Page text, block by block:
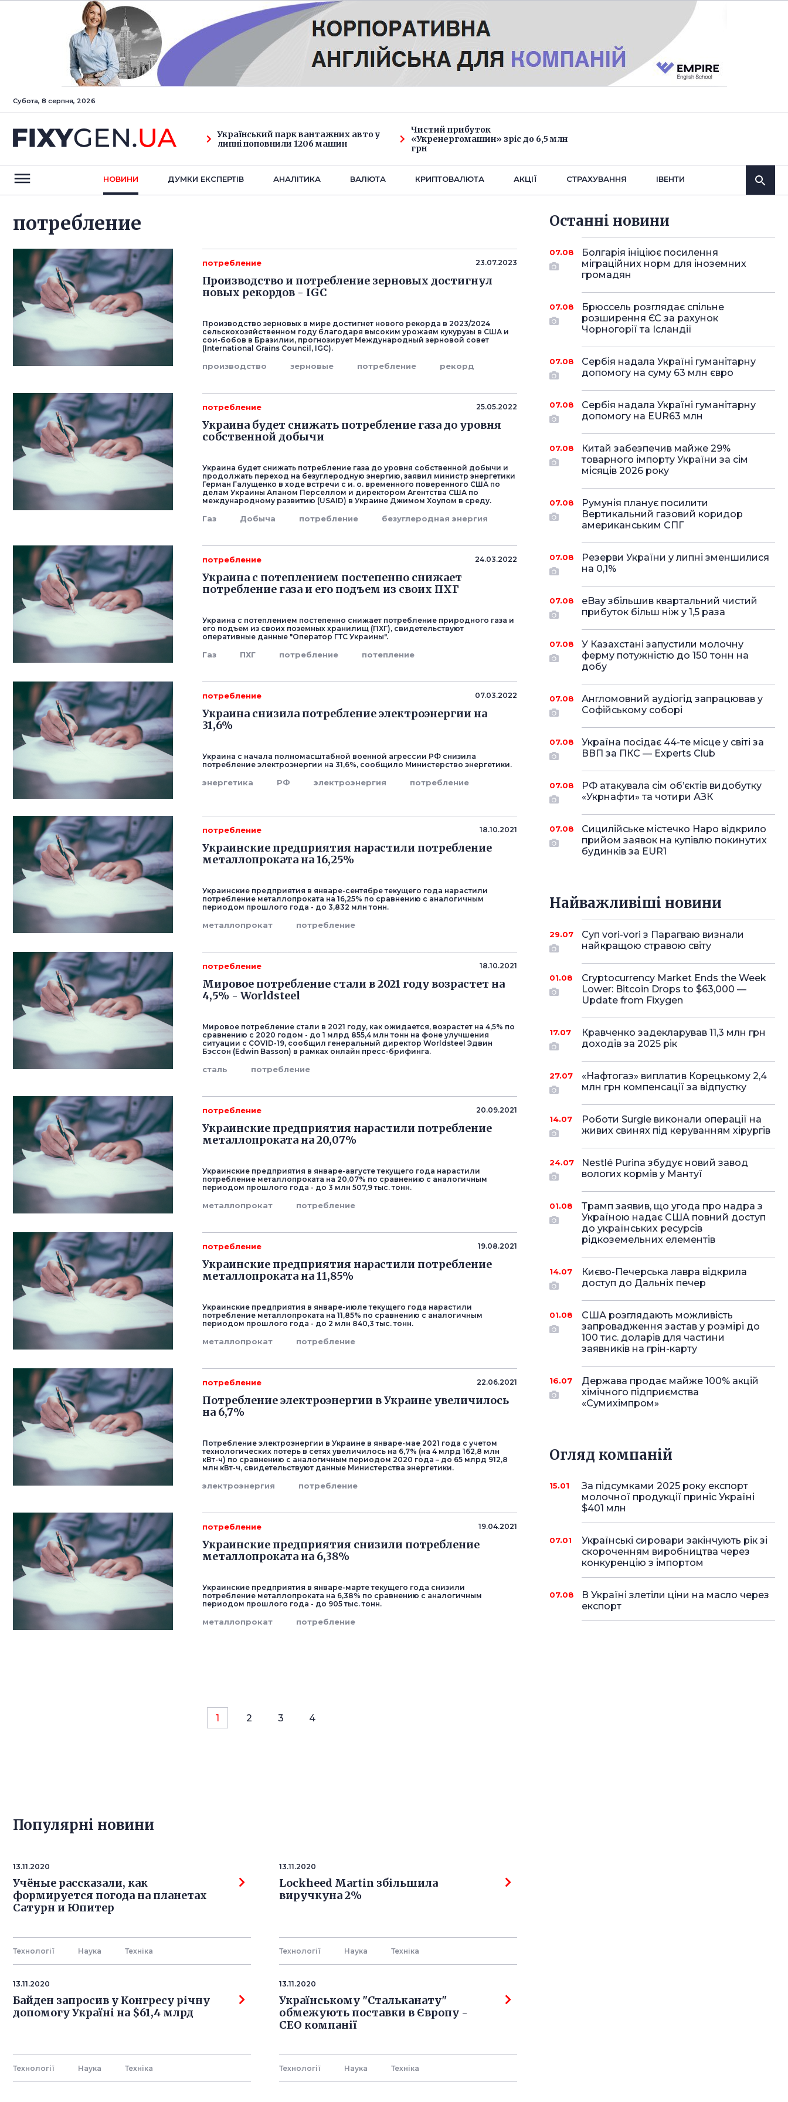
Субота, 8 серпня, 2026
Український парк вантажних авто у
липні поповнили 1206 машин
Чистий прибуток
«Укренергомашин» зріс до 6,5 млн
грн
НОВИНИ ДУМКИ ЕКСПЕРТIВ АНАЛIТИКА ВАЛЮТА КРИПТОВАЛЮТА АКЦІЇ СТРАХУВАННЯ IВЕНТИ
потребление
потребление 23.07.2023
Производство и потребление зерновых достигнул
новых рекордов - IGC
Производство зерновых в мире достигнет нового рекорда в 2023/2024
сельскохозяйственном году благодаря высоким урожаям кукурузы в США и
сои-бобов в Бразилии, прогнозирует Международный зерновой совет
(International Grains Council, IGC).
производство зерновые потребление рекорд
потребление 25.05.2022
Украина будет снижать потребление газа до уровня
собственной добычи
Украина будет снижать потребление газа до уровня собственной добычи и
продолжать переход на безуглеродную энергию, заявил министр энергетики
Герман Галущенко в ходе встречи с и. о. временного поверенного США по
делам Украины Аланом Перселлом и директором Агентства США по
международному развитию (USAID) в Украине Джимом Хоупом в среду.
Газ Добыча потребление безуглеродная энергия
потребление 24.03.2022
Украина с потеплением постепенно снижает
потребление газа и его подъем из своих ПХГ
Украина с потеплением постепенно снижает потребление природного газа и
его подъем из своих поземных хранилищ (ПХГ), свидетельствуют
оперативные данные "Оператор ГТС Украины".
Газ ПХГ потребление потепление
потребление 07.03.2022
Украина снизила потребление электроэнергии на
31,6%
Украина с начала полномасштабной военной агрессии РФ снизила
потребление электроэнергии на 31,6%, сообщило Министерство энергетики.
энергетика РФ электроэнергия потребление
потребление 18.10.2021
Украинские предприятия нарастили потребление
металлопроката на 16,25%
Украинские предприятия в январе-сентябре текущего года нарастили
потребление металлопроката на 16,25% по сравнению с аналогичным
периодом прошлого года - до 3,832 млн тонн.
металлопрокат потребление
потребление 18.10.2021
Мировое потребление стали в 2021 году возрастет на
4,5% - Worldsteel
Мировое потребление стали в 2021 году, как ожидается, возрастет на 4,5% по
сравнению с 2020 годом - до 1 млрд 855,4 млн тонн на фоне улучшения
ситуации с COVID-19, сообщил генеральный директор Worldsteel Эдвин
Бэссон (Edwin Basson) в рамках онлайн пресс-брифинга.
сталь потребление
потребление 20.09.2021
Украинские предприятия нарастили потребление
металлопроката на 20,07%
Украинские предприятия в январе-августе текущего года нарастили
потребление металлопроката на 20,07% по сравнению с аналогичным
периодом прошлого года - до 3 млн 507,9 тыс. тонн.
металлопрокат потребление
потребление 19.08.2021
Украинские предприятия нарастили потребление
металлопроката на 11,85%
Украинские предприятия в январе-июле текущего года нарастили
потребление металлопроката на 11,85% по сравнению с аналогичным
периодом прошлого года - до 2 млн 840,3 тыс. тонн.
металлопрокат потребление
потребление 22.06.2021
Потребление электроэнергии в Украине увеличилось
на 6,7%
Потребление электроэнергии в Украине в январе-мае 2021 года с учетом
технологических потерь в сетях увеличилось на 6,7% (на 4 млрд 162,8 млн
кВт-ч) по сравнению с аналогичным периодом 2020 года – до 65 млрд 912,8
млн кВт-ч, свидетельствуют данные Министерства энергетики.
электроэнергия потребление
потребление 19.04.2021
Украинские предприятия снизили потребление
металлопроката на 6,38%
Украинские предприятия в январе-марте текущего года снизили
потребление металлопроката на 6,38% по сравнению с аналогичным
периодом прошлого года - до 905 тыс. тонн.
металлопрокат потребление
1 2 3 4
Популярнi новини
13.11.2020
Учёные рассказали, как
формируется погода на планетах
Сатурн и Юпитер
Технології Наука Технiка
13.11.2020
Lockheed Martin збільшила
виручкуна 2%
Технології Наука Технiка
13.11.2020
Байден запросив у Конгресу річну
допомогу Україні на $61,4 млрд
Технології Наука Технiка
13.11.2020
Українському "Стальканату"
обмежують поставки в Європу -
СЕО компанії
Технології Наука Технiка
Останнi новини
07.08
Болгарія ініціює посилення
міграційних норм для іноземних
громадян
07.08
Брюссель розглядає спільне
розширення ЄС за рахунок
Чорногорії та Ісландії
07.08
Сербія надала Україні гуманітарну
допомогу на суму 63 млн євро
07.08
Сербія надала Україні гуманітарну
допомогу на EUR63 млн
07.08
Китай забезпечив майже 29%
товарного імпорту України за сім
місяців 2026 року
07.08
Румунія планує посилити
Вертикальний газовий коридор
американським СПГ
07.08
Резерви України у липні зменшилися
на 0,1%
07.08
eBay збільшив квартальний чистий
прибуток більш ніж у 1,5 раза
07.08
У Казахстані запустили молочну
ферму потужністю до 150 тонн на
добу
07.08
Англомовний аудіогід запрацював у
Софійському соборі
07.08
Україна посідає 44-те місце у світі за
ВВП за ПКС — Experts Club
07.08
РФ атакувала сім об’єктів видобутку
«Укрнафти» та чотири АЗК
07.08
Сицилійське містечко Наро відкрило
прийом заявок на купівлю покинутих
будинків за EUR1
Найважливіші новини
29.07
Суп vori-vori з Парагваю визнали
найкращою стравою світу
01.08
Cryptocurrency Market Ends the Week
Lower: Bitcoin Drops to $63,000 —
Update from Fixygen
17.07
Кравченко задекларував 11,3 млн грн
доходів за 2025 рік
27.07
«Нафтогаз» виплатив Корецькому 2,4
млн грн компенсації за відпустку
14.07
Роботи Surgie виконали операції на
живих свинях під керуванням хірургів
24.07
Nestlé Purina збудує новий завод
вологих кормів у Мантуї
01.08
Трамп заявив, що угода про надра з
Україною надає США повний доступ
до українських ресурсів
рідкоземельних елементів
14.07
Києво-Печерська лавра відкрила
доступ до Дальніх печер
01.08
США розглядають можливість
запровадження застав у розмірі до
100 тис. доларів для частини
заявників на грін-карту
16.07
Держава продає майже 100% акцій
хімічного підприємства
«Сумихімпром»
Огляд компаній
15.01
За підсумками 2025 року експорт
молочної продукції приніс Україні
$401 млн
07.01
Українські сировари закінчують рік зі
скороченням виробництва через
конкуренцію з імпортом
07.08
В Україні злетіли ціни на масло через
експорт